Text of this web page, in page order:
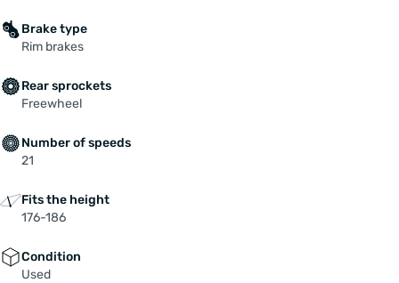
Brake type
Rim brakes
Rear sprockets
Freewheel
Number of speeds
21
Fits the height
176-186
Condition
Used